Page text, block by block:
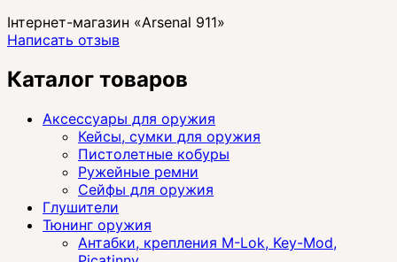
Інтернет-магазин «Arsenal 911»
Написать отзыв
Каталог товаров
Аксессуары для оружия
Кейсы, сумки для оружия
Пистолетные кобуры
Ружейные ремни
Сейфы для оружия
Глушители
Тюнинг оружия
Антабки, крепления M-Lok, Key-Mod,